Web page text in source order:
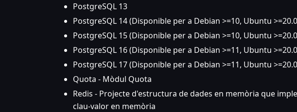
PostgreSQL 13
PostgreSQL 14 (Disponible per a Debian >=10, Ubuntu
PostgreSQL 15 (Disponible per a Debian >=10, Ubuntu
PostgreSQL 16 (Disponible per a Debian >=11, Ubuntu
PostgreSQL 17 (Disponible per a Debian >=11, Ubuntu
Quota - Mòdul Quota
Redis - Projecte d'estructura de dades en memòria que
clau-valor en memòria